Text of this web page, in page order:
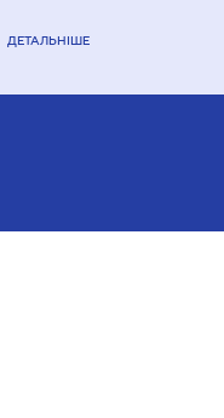
ДЕТАЛЬНІШЕ